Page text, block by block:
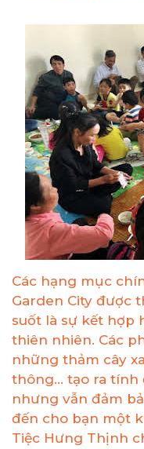
Các hạng mục
Garden City được
suốt là sự kết hợp
thiên nhiên. Các
những thảm cây
thông… tạo ra tính
nhưng vẫn đảm
đến cho bạn một
Tiệc Hưng Thịnh